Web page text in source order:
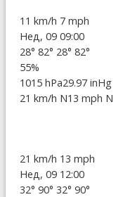
11 km/h 7 mph
Нед, 09 09:00
28° 82° 28° 82°
55%
1015 hPa29.97 inHg
21 km/h N13 mph N
21 km/h 13 mph
Нед, 09 12:00
32° 90° 32° 90°